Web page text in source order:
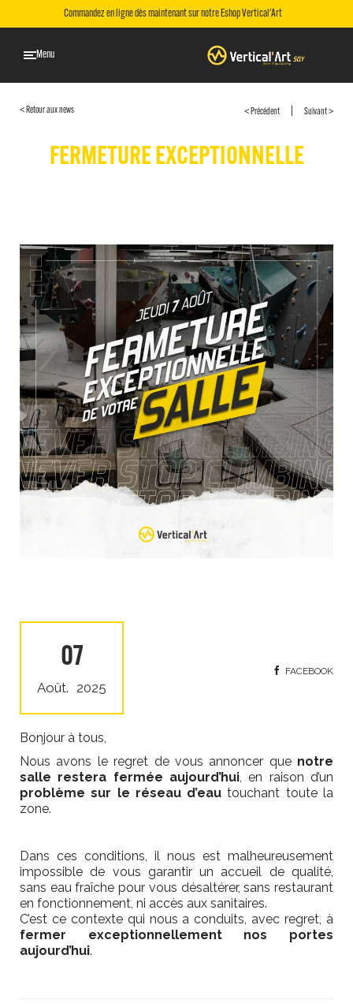
Commandez en ligne dès maintenant sur notre Eshop Vertical'Art
Menu
< Retour aux news < Précédent Suivant >
FERMETURE EXCEPTIONNELLE
07
Août. 2025
FACEBOOK
Bonjour à tous,
Nous avons le regret de vous annoncer que notre
salle restera fermée aujourd’hui, en raison d’un
problème sur le réseau d’eau touchant toute la
zone.
Dans ces conditions, il nous est malheureusement
impossible de vous garantir un accueil de qualité,
sans eau fraîche pour vous désaltérer, sans restaurant
en fonctionnement, ni accès aux sanitaires.
C’est ce contexte qui nous a conduits, avec regret, à
fermer exceptionnellement nos portes
aujourd’hui.